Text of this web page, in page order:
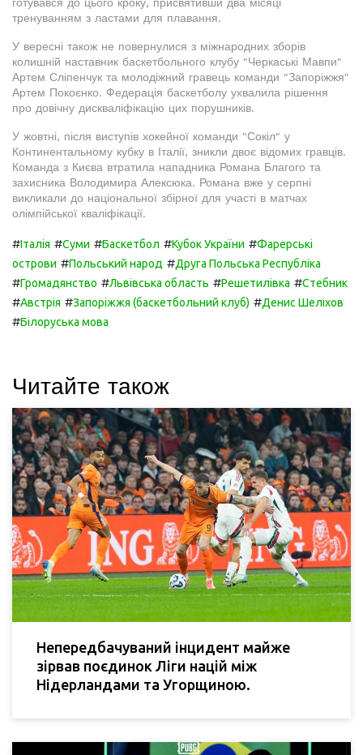
тренуванням з ластами для плавання.
У вересні також не повернулися з міжнародних зборів
колишній наставник баскетбольного клубу "Черкаські Мавпи"
Артем Сліпенчук та молодіжний гравець команди "Запоріжжя"
Артем Покоєнко. Федерація баскетболу ухвалила рішення
про довічну дискваліфікацію цих порушників.
У жовтні, після виступів хокейної команди "Сокіл" у
Континентальному кубку в Італії, зникли двоє відомих гравців.
Команда з Києва втратила нападника Романа Благого та
захисника Володимира Алексюка. Романа вже у серпні
викликали до національної збірної для участі в матчах
олімпійської кваліфікації.
#Італія #Суми #Баскетбол #Кубок України #Фарерські
острови #Польський народ #Друга Польська Республіка
#Громадянство #Львівська область #Решетилівка #Стебник
#Австрія #Запоріжжя (баскетбольний клуб) #Денис Шеліхов
#Білоруська мова
Читайте також
Непередбачуваний інцидент майже
зірвав поєдинок Ліги націй між
Нідерландами та Угорщиною.